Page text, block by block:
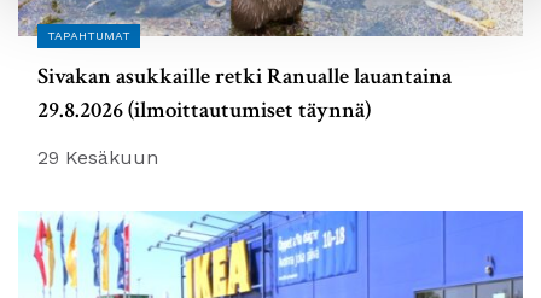
TAPAHTUMAT
Sivakan asukkaille retki Ranualle lauantaina
29.8.2026 (ilmoittautumiset täynnä)
29 Kesäkuun